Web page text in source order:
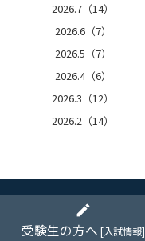
2026.7（14）
2026.6（7）
2026.5（7）
2026.4（6）
2026.3（12）
2026.2（14）
2026.1（5）
edit
受験生の方へ [入試情報]